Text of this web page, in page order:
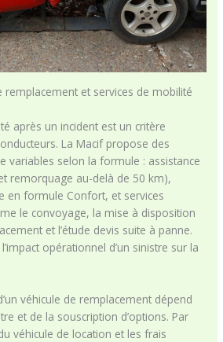
remplacement et services de mobilité
après un incident est un critère
La Macif propose des
variables selon la formule : assistance
remorquage au-delà de 50 km),
en formule Confort, et services
le convoyage, la mise à disposition
et l’étude devis suite à panne.
opérationnel d’un sinistre sur la
véhicule de remplacement dépend
et de la souscription d’options. Par
véhicule de location et les frais